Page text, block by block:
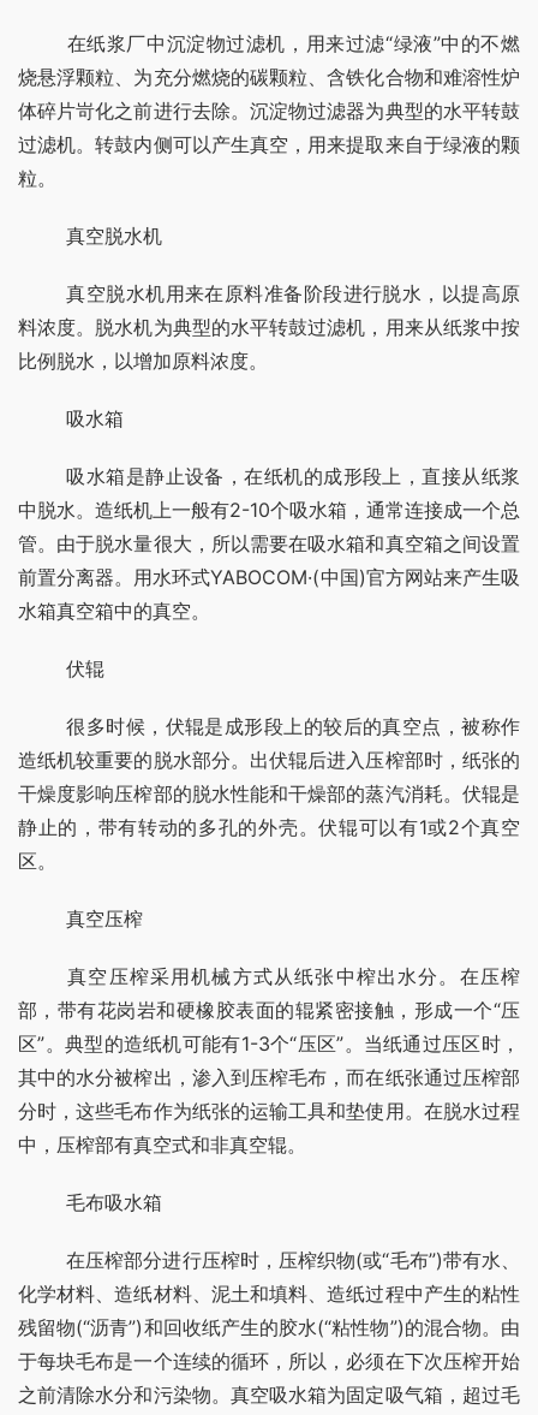
烧悬浮颗粒、为充分燃烧的碳颗粒、含铁化合物和难溶性炉
体碎片岢化之前进行去除。沉淀物过滤器为典型的水平转鼓
过滤机。转鼓内侧可以产生真空，用来提取来自于绿液的颗
粒。
	真空脱水机
	真空脱水机用来在原料准备阶段进行脱水，以提高原
料浓度。脱水机为典型的水平转鼓过滤机，用来从纸浆中按
比例脱水，以增加原料浓度。
	吸水箱
	吸水箱是静止设备，在纸机的成形段上，直接从纸浆
中脱水。造纸机上一般有2-10个吸水箱，通常连接成一个总
管。由于脱水量很大，所以需要在吸水箱和真空箱之间设置
前置分离器。用水环式YABOCOM·(中国)官方网站来产生吸
水箱真空箱中的真空。
	伏辊
	很多时候，伏辊是成形段上的较后的真空点，被称作
造纸机较重要的脱水部分。出伏辊后进入压榨部时，纸张的
干燥度影响压榨部的脱水性能和干燥部的蒸汽消耗。伏辊是
静止的，带有转动的多孔的外壳。伏辊可以有1或2个真空
区。
	真空压榨
	真空压榨采用机械方式从纸张中榨出水分。在压榨
部，带有花岗岩和硬橡胶表面的辊紧密接触，形成一个“压
区”。典型的造纸机可能有1-3个“压区”。当纸通过压区时，
其中的水分被榨出，渗入到压榨毛布，而在纸张通过压榨部
分时，这些毛布作为纸张的运输工具和垫使用。在脱水过程
中，压榨部有真空式和非真空辊。
	毛布吸水箱
	在压榨部分进行压榨时，压榨织物(或“毛布”)带有水、
化学材料、造纸材料、泥土和填料、造纸过程中产生的粘性
残留物(“沥青”)和回收纸产生的胶水(“粘性物”)的混合物。由
于每块毛布是一个连续的循环，所以，必须在下次压榨开始
之前清除水分和污染物。真空吸水箱为固定吸气箱，超过毛